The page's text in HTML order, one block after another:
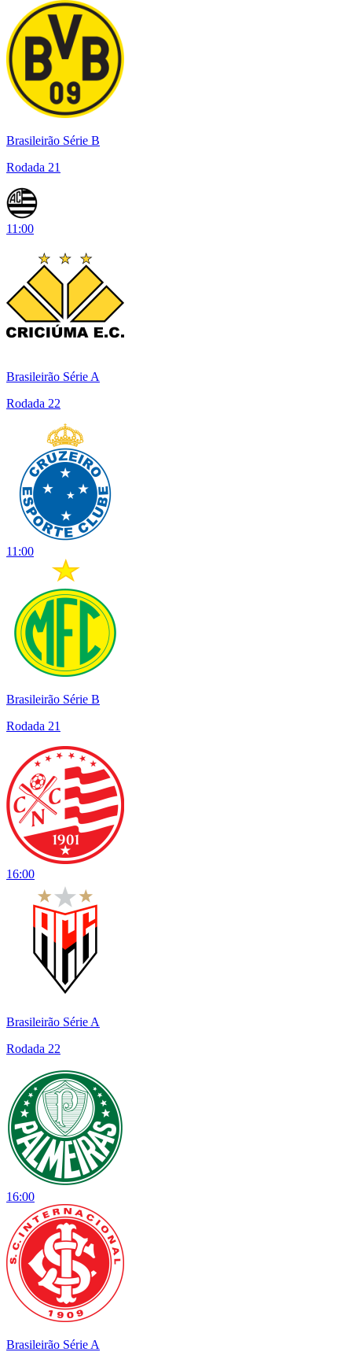
Brasileirão Série B
Rodada 21
11:00
Brasileirão Série A
Rodada 22
11:00
Brasileirão Série B
Rodada 21
16:00
Brasileirão Série A
Rodada 22
16:00
Brasileirão Série A